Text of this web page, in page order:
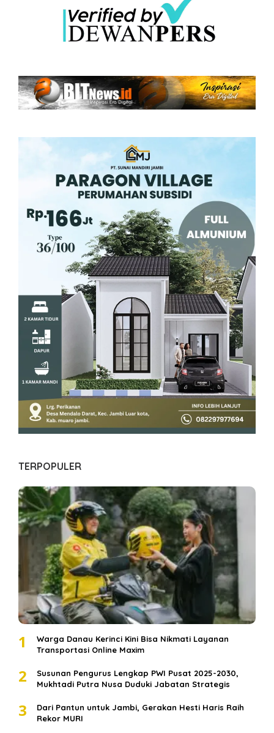
TERPOPULER
1
Warga Danau Kerinci Kini Bisa Nikmati Layanan
Transportasi Online Maxim
2
Susunan Pengurus Lengkap PWI Pusat 2025-2030,
Mukhtadi Putra Nusa Duduki Jabatan Strategis
3
Dari Pantun untuk Jambi, Gerakan Hesti Haris Raih
Rekor MURI